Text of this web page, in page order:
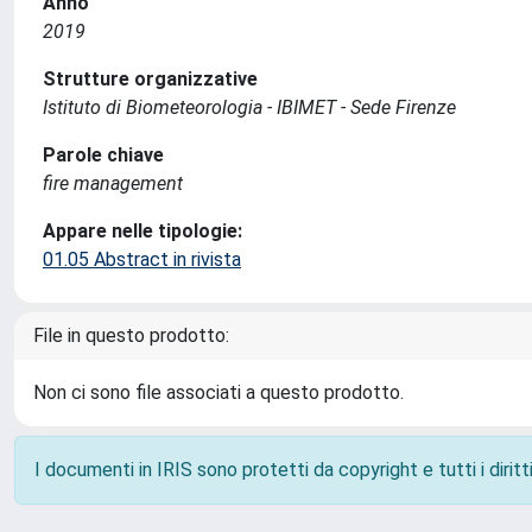
2019
Strutture organizzative
Istituto di Biometeorologia - IBIMET - Sede Firenze
Parole chiave
fire management
Appare nelle tipologie:
01.05 Abstract in rivista
File in questo prodotto:
Non ci sono file associati a questo prodotto.
I documenti in IRIS sono protetti da copyright e tutti i